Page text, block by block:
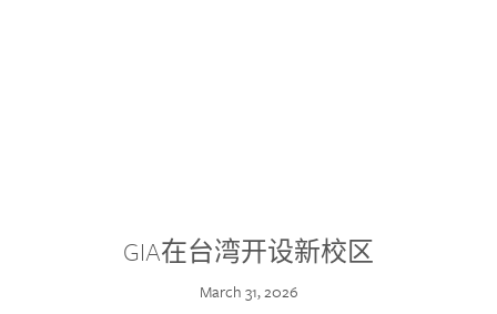
GIA在台湾开设新校区
March 31, 2026